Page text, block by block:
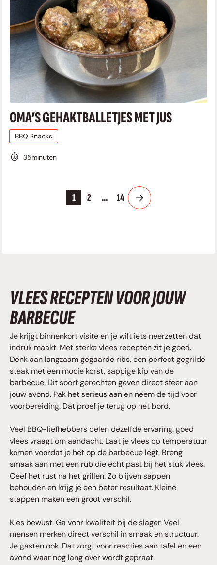
OMA’S GEHAKTBALLETJES MET JUS
BBQ Snacks
35minuten
1 2 … 14
VLEES RECEPTEN VOOR JOUW
BARBECUE
Je krijgt binnenkort visite en je wilt iets neerzetten dat
indruk maakt. Met sterke vlees recepten zit je goed.
Denk aan langzaam gegaarde ribs, een perfect gegrilde
steak met een mooie korst, sappige kip van de
barbecue. Dit soort gerechten geven direct sfeer aan
jouw avond. Pak het serieus aan en neem de tijd voor
voorbereiding. Dat proef je terug op het bord.
Veel BBQ-liefhebbers delen dezelfde ervaring: goed
vlees vraagt om aandacht. Laat je vlees op temperatuur
komen voordat je het op de barbecue legt. Breng
smaak aan met een rub die echt past bij het stuk vlees.
Geef het rust na het grillen. Zo blijven sappen
behouden en krijg je een beter resultaat. Kleine
stappen maken een groot verschil.
Kies bewust. Ga voor kwaliteit bij de slager. Veel
mensen merken direct verschil in smaak en structuur.
Je gasten ook. Dat zorgt voor reacties aan tafel en een
avond waar nog lang over wordt gepraat.